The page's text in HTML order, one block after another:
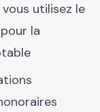
utilisez le
la